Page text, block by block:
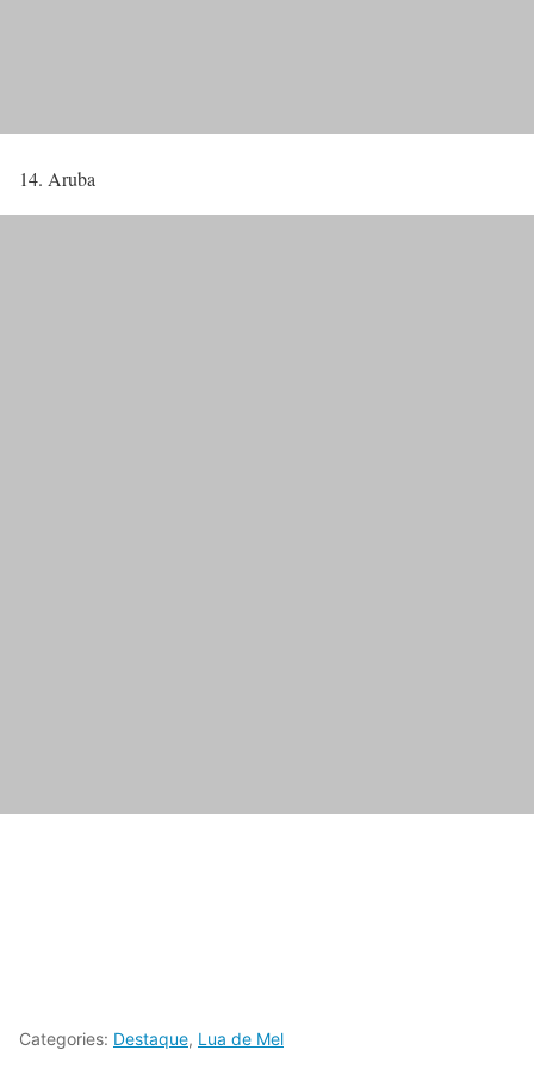
14. Aruba
Categories: Destaque, Lua de Mel